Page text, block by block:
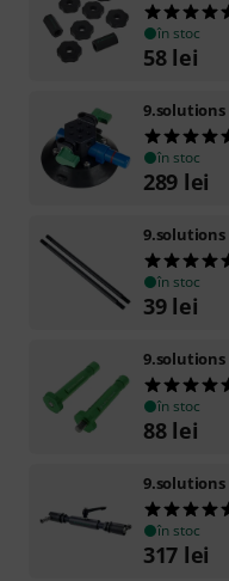
în stoc
58 lei
9.solutions
în stoc
289 lei
9.solutions
în stoc
39 lei
9.solutions
în stoc
88 lei
9.solutions
în stoc
317 lei